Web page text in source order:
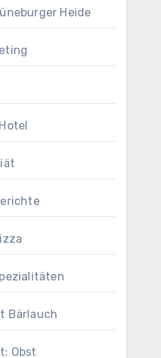
Heide
Bärlauch
Obst